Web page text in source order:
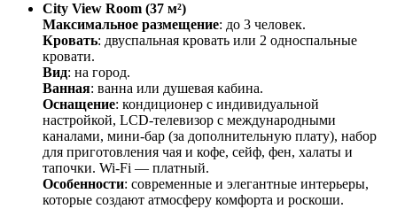
City View Room (37 м²)
Максимальное размещение: до 3 человек.
Кровать: двуспальная кровать или 2 односпальные
кровати.
Вид: на город.
Ванная: ванна или душевая кабина.
Оснащение: кондиционер с индивидуальной
настройкой, LCD-телевизор с международными
каналами, мини-бар (за дополнительную плату), набор
для приготовления чая и кофе, сейф, фен, халаты и
тапочки. Wi-Fi — платный.
Особенности: современные и элегантные интерьеры,
которые создают атмосферу комфорта и роскоши.